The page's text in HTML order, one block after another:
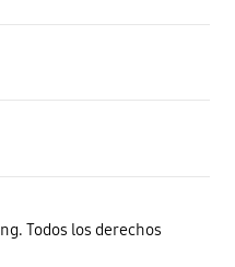
Todos los derechos